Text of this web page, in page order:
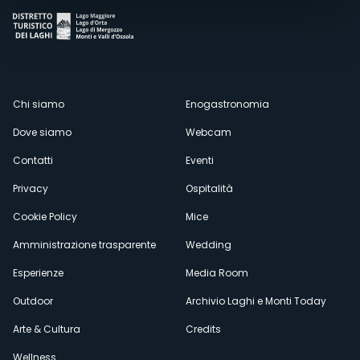
Menù
secondario
Chi siamo
Dove siamo
Contatti
Privacy
Cookie Policy
Amministrazione trasparente
Esperienze
Outdoor
Arte & Cultura
Wellness
Enogastronomia
Webcam
Eventi
Ospitalità
Mice
Wedding
Media Room
Archivio Laghi e Monti Today
Credits